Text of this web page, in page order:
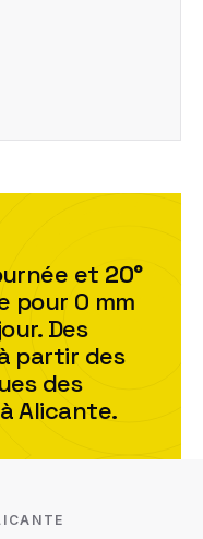
et 20°
pour 0 mm
Des
partir des
des
Alicante.